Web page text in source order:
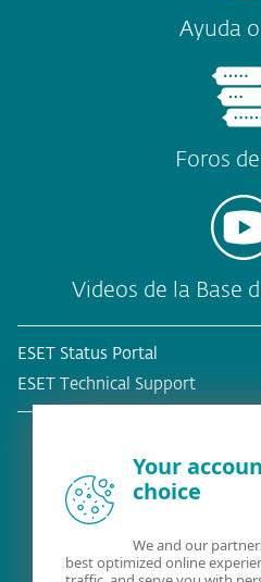
Ayuda
Foros de
Videos de la Base
ESET Status Portal
ESET Technical Support
Your
choice
We and our
best optimized online